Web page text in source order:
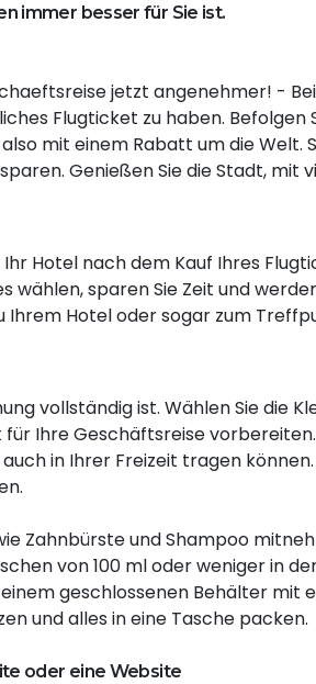
immer besser für Sie ist.
jetzt angenehmer! -
Flugticket zu haben. Befolgen
mit einem Rabatt um die Welt.
Genießen Sie die Stadt, mit
Hotel nach dem Kauf Ihres
wählen, sparen Sie Zeit und
Ihrem Hotel oder sogar zum
vollständig ist. Wählen Sie die
für Ihre Geschäftsreise vorbereiten.
in Ihrer Freizeit tragen können.
Zahnbürste und Shampoo
von 100 ml oder weniger in
geschlossenen Behälter mit
und alles in eine Tasche packen.
oder eine Website